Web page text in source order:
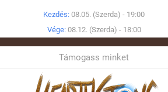
Kezdés: 08.05. (Szerda) - 19:00
Vége: 08.12. (Szerda) - 18:00
Támogass minket